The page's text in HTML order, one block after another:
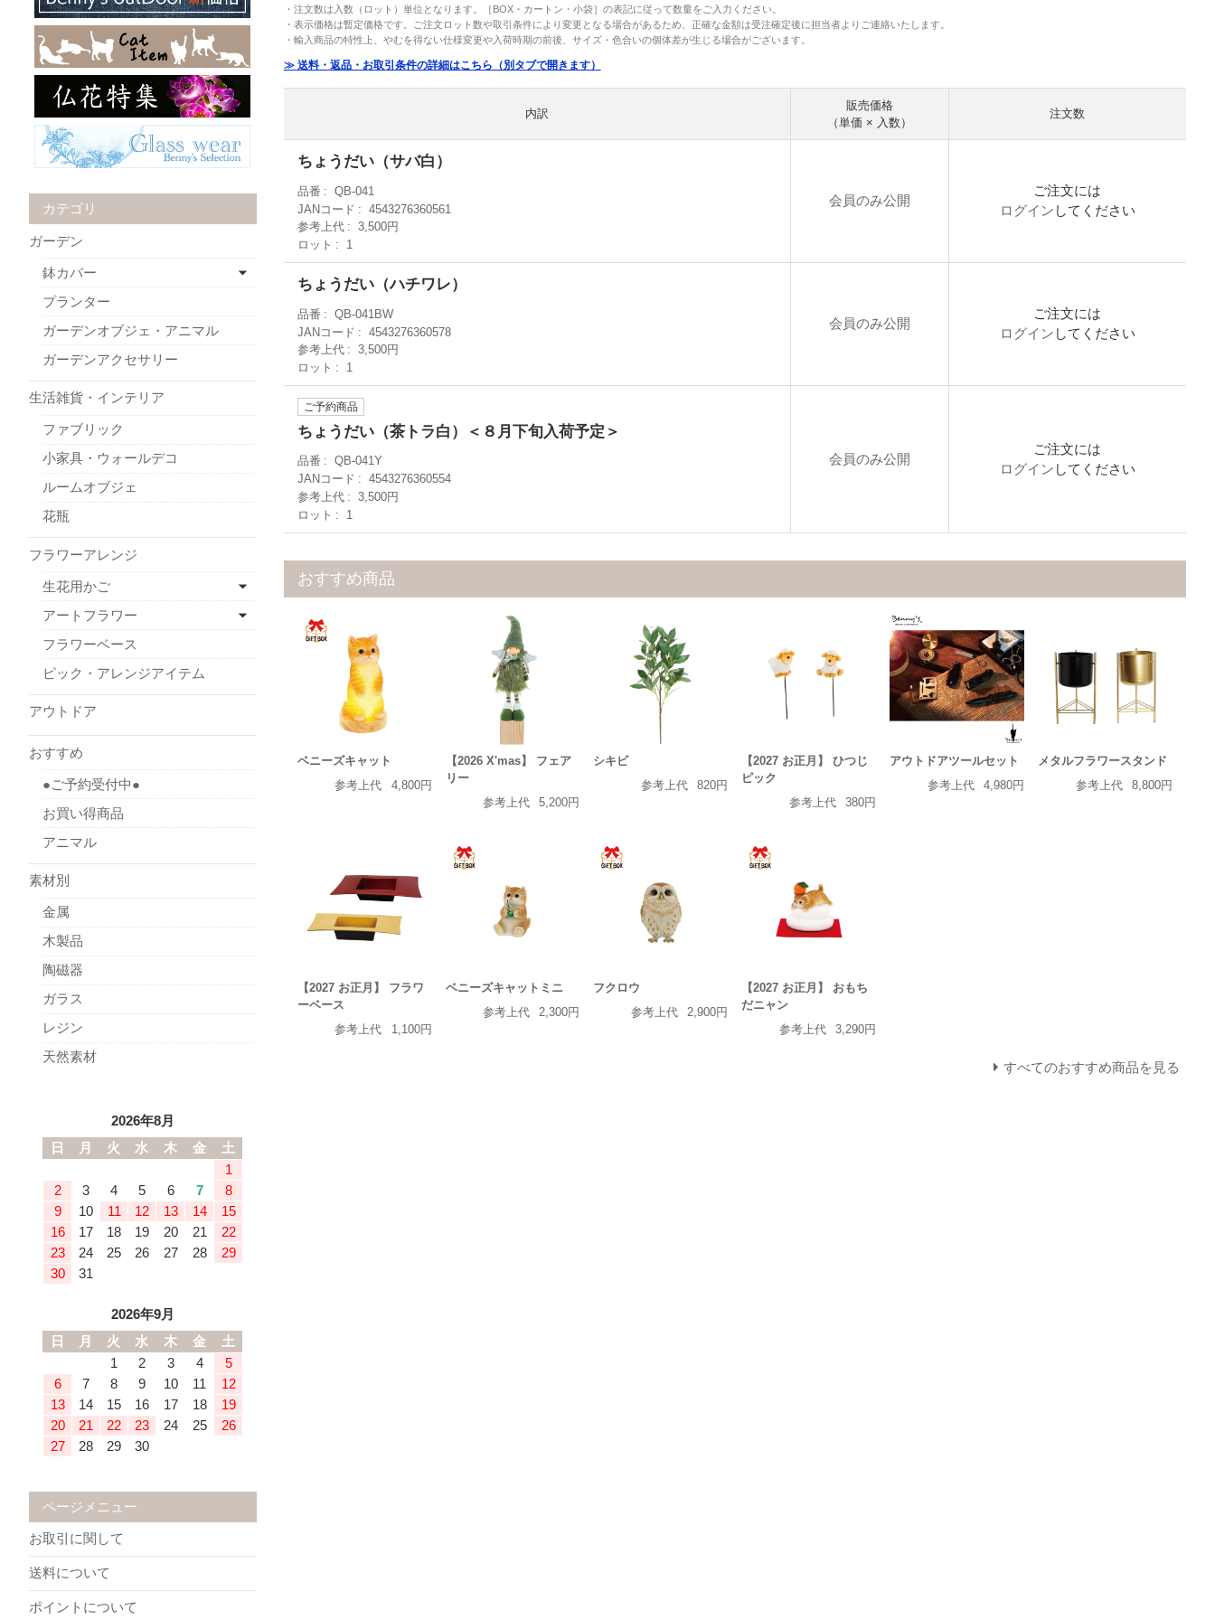
・注文数は入数（ロット）単位となります。［BOX・カートン・小袋］の表記に従って数量をご入力ください。
・表示価格は暫定価格です。ご注文ロット数や取引条件により変更となる場合があるため、正確な金額は受注確定後に担当者よりご連絡いたします。
・輸入商品の特性上、やむを得ない仕様変更や入荷時期の前後、サイズ・色合いの個体差が生じる場合がございます。
≫ 送料・返品・お取引条件の詳細はこちら（別タブで開きます）
内訳
販売価格
（単価 × 入数）
注文数
ちょうだい（サバ白）
品番
QB-041
JANコード
4543276360561
参考上代
3,500円
ロット
1
会員のみ公開
ご注文には
ログイン してください
ちょうだい（ハチワレ）
品番
QB-041BW
JANコード
4543276360578
参考上代
3,500円
ロット
1
会員のみ公開
ご注文には
ログイン してください
ご予約商品
ちょうだい（茶トラ白）＜８月下旬入荷予定＞
品番
QB-041Y
JANコード
4543276360554
参考上代
3,500円
ロット
1
会員のみ公開
ご注文には
ログイン してください
おすすめ商品
ベニーズキャット
参考上代
4,800円
【2026 X'mas】 フェア
リー
参考上代
5,200円
シキビ
参考上代
820円
【2027 お正月】 ひつじ
ピック
参考上代
380円
アウトドアツールセット
参考上代
4,980円
メタルフラワースタンド
参考上代
8,800円
【2027 お正月】 フラワ
ーベース
参考上代
1,100円
ベニーズキャットミニ
参考上代
2,300円
フクロウ
参考上代
2,900円
【2027 お正月】 おもち
だニャン
参考上代
3,290円
すべてのおすすめ商品を見る
カテゴリ
ガーデン
鉢カバー
プランター
ガーデンオブジェ・アニマル
ガーデンアクセサリー
生活雑貨・インテリア
ファブリック
小家具・ウォールデコ
ルームオブジェ
花瓶
フラワーアレンジ
生花用かご
アートフラワー
フラワーベース
ピック・アレンジアイテム
アウトドア
おすすめ
●ご予約受付中●
お買い得商品
アニマル
素材別
金属
木製品
陶磁器
ガラス
レジン
天然素材
2026年8月
日
月 火 水 木 金
土
1
2
3 4 5 6 7
8
9
10 11 12 13 14
15
16
17 18 19 20 21
22
23
24 25 26 27 28
29
30
31
2026年9月
日
月 火 水 木 金
土
1
2 3 4
5
6
7 8 9 10 11
12
13
14 15 16 17 18
19
20
21 22 23 24 25
26
27
28 29 30
ページメニュー
お取引に関して
送料について
ポイントについて